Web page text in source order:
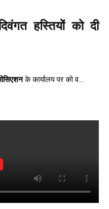
हस्तियों को दी
के कार्यालय पर को व....